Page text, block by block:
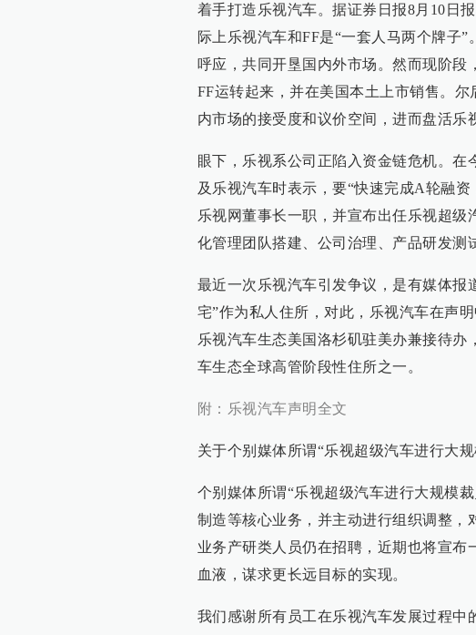
着手打造乐视汽车。据证券日报8月10日
际上乐视汽车和FF是“一套人马两个牌子
呼应，共同开垦国内外市场。然而现阶
FF运转起来，并在美国本土上市销售。
内市场的接受度和议价空间，进而盘活乐
眼下，乐视系公司正陷入资金链危机。在
及乐视汽车时表示，要“快速完成A轮融
乐视网董事长一职，并宣布出任乐视超
化管理团队搭建、公司治理、产品研发测
最近一次乐视汽车引发争议，是有媒体报
宅”作为私人住所，对此，乐视汽车在声
乐视汽车生态美国洛杉矶驻美办兼接待
车生态全球高管阶段性住所之一。
附：乐视汽车声明全文
关于个别媒体所谓“乐视超级汽车进行大
个别媒体所谓“乐视超级汽车进行大规模
制造等核心业务，并主动进行组织调整
业务产研类人员仍在招聘，近期也将宣
血液，谋求更长远目标的实现。
我们感谢所有员工在乐视汽车发展过程